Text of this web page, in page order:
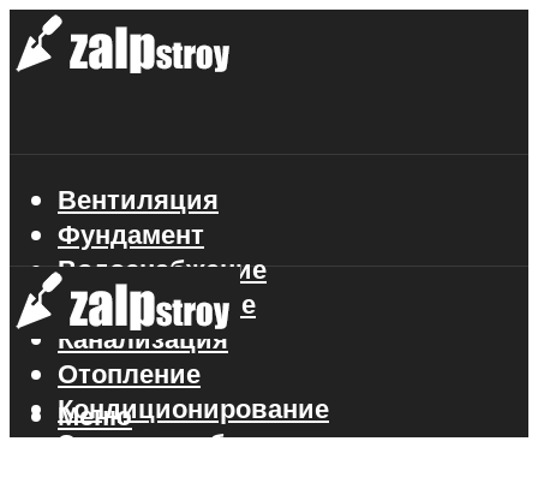
Вентиляция
Фундамент
Водоснабжение
Газоснабжение
Канализация
Отопление
Кондиционирование
Электроснабжение
Меню